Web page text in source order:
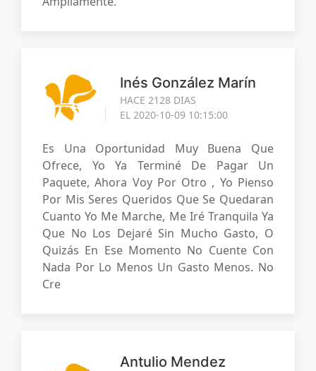
Inés González Marín
HACE 2128 DIAS
EL 2020-10-09 10:15:00
Es Una Oportunidad Muy Buena Que
Ofrece, Yo Ya Terminé De Pagar Un
Paquete, Ahora Voy Por Otro , Yo Pienso
Por Mis Seres Queridos Que Se Quedaran
Cuanto Yo Me Marche, Me Iré Tranquila Ya
Que No Los Dejaré Sin Mucho Gasto, O
Quizás En Ese Momento No Cuente Con
Nada Por Lo Menos Un Gasto Menos. No
Cre
Antulio Mendez